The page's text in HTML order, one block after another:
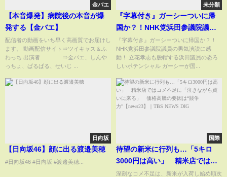
金バエ
【本音爆発】病院後の本音が爆
発する【金バエ】
配信者の動画をいち早く高画質でお届けし
ます。 動画配信サイト⇒ツイキャス＆ふ
わっち 出演者 ⇒金バエ、しんや
っちょ、ぱるぱる、せいじ ...
未分類
『字幕付き』ガーシーついに帰
国か？！NHK党浜田参議院議員
の男気演説に感動！立花孝志も
脱帽する浜田議員の恐ろしいポ
テンシャルガーシーが国会で
する姿が見れるのか？
『字幕付き』ガーシーついに帰国か？！
NHK党浜田参議院議員の男気演説に感
動！ 立花孝志も脱帽する浜田議員の恐ろ
しいポテンシャル ガーシーが国...
日向坂
【日向坂46】顔に出る渡邉美穂
#日向坂46 #日向坂 #渡邉美穂...
国際
待望の新米に行列も…「5キロ
3000円は高い」 精米店ではコ
メ不足に「泣きながら買いに来
深刻なコメ不足は、新米が入荷し始め順次